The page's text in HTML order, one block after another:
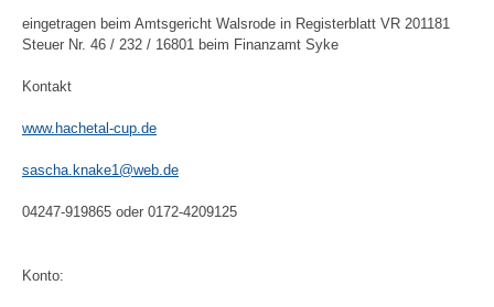
eingetragen beim Amtsgericht Walsrode in Registerblatt VR 201181
Steuer Nr. 46 / 232 / 16801 beim Finanzamt Syke
Kontakt
www.hachetal-cup.de
sascha.knake1@web.de
04247-919865 oder 0172-4209125
Konto: